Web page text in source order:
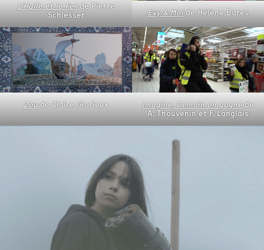
L’Huile et le Ferde Pierre
Schlesser Evy & Moide Hélène Bares
Zoude Claire Glorieux Imagine, Demain on gagnede
A. Thouvenin et F. Langlais